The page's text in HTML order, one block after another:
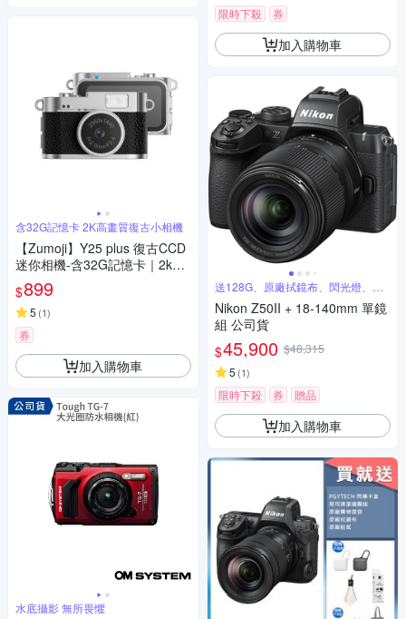
含32G記憶卡 2K高畫質復古小相機
【Zumoji】Y25 plus 復古CCD
迷你相機-含32G記憶卡｜2k畫
質 大螢幕 網紅推薦款 穿搭配件
聖誕禮物
$899
5 (1)
券
加入購物車
水底攝影 無所畏懼
限時下殺 券
加入購物車
送128G、原廠拭鏡布、閃光燈、閃
傳卡盒
Nikon Z50II + 18-140mm 單鏡
組 公司貨
$45,900 $48,315
5 (1)
限時下殺 券 贈品
加入購物車